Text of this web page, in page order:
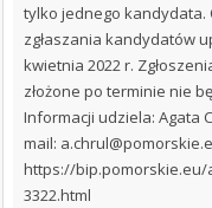
INFORMACJE
tylko jednego kandydata.
zgłaszania kandydatów
kwietnia 2022 r.
złożone po terminie nie
Informacji udziela: Agata
mail:
https://bip.pomorskie.eu/
3322.html